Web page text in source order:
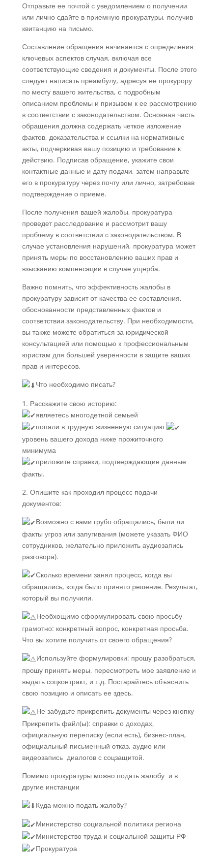
Отправьте ее почтой с уведомлением о получении
или лично сдайте в приемную прокуратуры, получив
квитанцию на письмо.
Составление обращения начинается с определения
ключевых аспектов случая, включая все
соответствующие сведения и документы. После этого
следует написать преамбулу, адресуя ее прокурору
по месту вашего жительства, с подробным
описанием проблемы и призывом к ее рассмотрению
в соответствии с законодательством. Основная часть
обращения должна содержать четкое изложение
фактов, доказательства и ссылки на нормативные
акты, подчеркивая вашу позицию и требование к
действию. Подписав обращение, укажите свои
контактные данные и дату подачи, затем направьте
его в прокуратуру через почту или лично, затребовав
подтверждение о приеме.
После получения вашей жалобы, прокуратура
проведет расследование и рассмотрит вашу
проблему в соответствии с законодательством. В
случае установления нарушений, прокуратура может
принять меры по восстановлению ваших прав и
взысканию компенсации в случае ущерба.
Важно помнить, что эффективность жалобы в
прокуратуру зависит от качества ее составления,
обоснованности представленных фактов и
соответствии законодательству. При необходимости,
вы также можете обратиться за юридической
консультацией или помощью к профессиональным
юристам для большей уверенности в защите ваших
прав и интересов.
Что необходимо писать?
1. Расскажите свою историю:
являетесь многодетной семьей
попали в трудную жизненную ситуацию
уровень вашего дохода ниже прожиточного
минимума
приложите справки, подтверждающие данные
факты.
2. Опишите как проходил процесс подачи
документов:
Возможно с вами грубо обращались, были ли
факты угроз или запугивания (можете указать ФИО
сотрудников, желательно приложить аудиозапись
разговора).
Сколько времени занял процесс, когда вы
обращались, когда было принято решение. Результат,
который вы получили.
Необхощимо сформулировать свою просьбу
грамотно: конкретный вопрос, конкретная просьба.
Что вы хотите получить от своего обращения?
Используйте формулировки: прошу разобраться,
прошу принять меры, пересмотреть мое заявление и
выдать соцконтракт, и т.д. Постарайтесь объяснить
свою позицию и описать ее здесь.
Не забудьте прикрепить документы через кнопку
Прикрепить файл(ы): справки о доходах,
официальную переписку (если есть), бизнес-план,
официальный письменный отказ, аудио или
видеозапись диалогов с соцзащитой.
Помимо прокуратуры можно подать жалобу и в
другие инстанции
Куда можно подать жалобу?
Министерство социальной политики региона
Министерство труда и социальной защиты РФ
Прокуратура